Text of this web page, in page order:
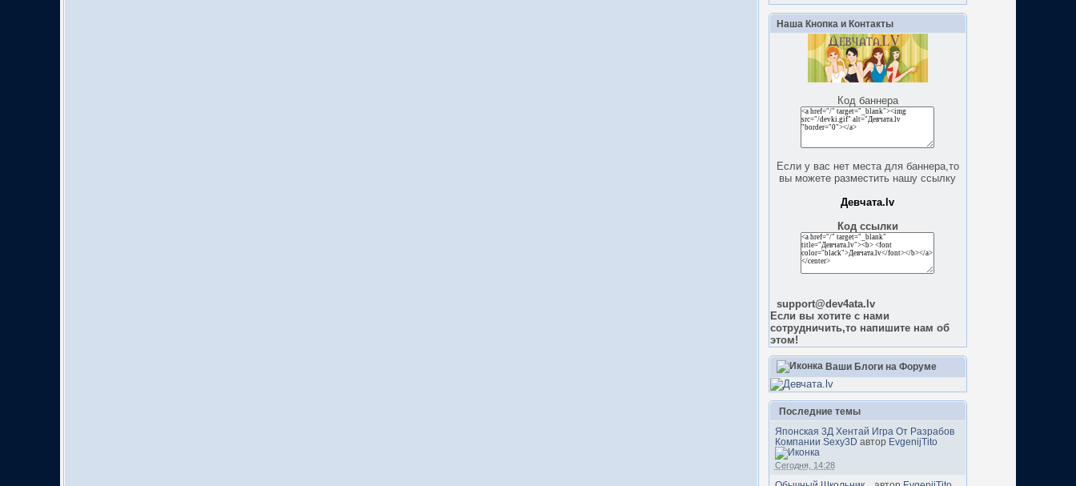
Наша Кнопка и Контакты
Код баннера
Если у вас нет места для баннера,то
вы можете разместить нашу ссылку
Девчата.lv
Код ссылки
support@dev4ata.lv
Если вы хотите с нами
сотрудничить,то напишите нам об
этом!
Ваши Блоги на Форуме
Последние темы
Японская 3Д Хентай Игра От Разрабов
Компании Sexy3D автор EvgenijTito
Сегодня, 14:28